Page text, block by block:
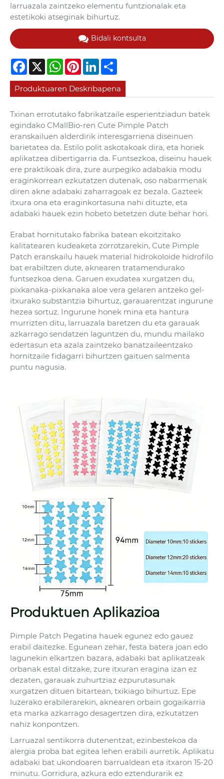
larruazala zaintzeko elementu funtzionalak eta
estetikoki atseginak bihurtuz.
Bidali kontsulta
Facebook
X WhatsApp
PinterestLinkedIn
Produktuaren Deskribapena
Txinan errotutako fabrikatzaile esperientziadun batek
egindako CMallBio-ren Cute Pimple Patch
eranskailuen alderdirik interesgarriena diseinuen
barietatea da. Estilo polit askotakoak dira, eta horiek
aplikatzea dibertigarria da. Funtsezkoa, diseinu hauek
ere praktikoak dira, zure aurpegiko adabakia modu
eraginkorrean ezkutatzen dutenak, oso nabarmenak
diren akne adabaki zaharragoak ez bezala. Gazteek
itxura ona eta eraginkortasuna nahi dituzte, eta
adabaki hauek ezin hobeto betetzen dute behar hori.
Erabat hornitutako fabrika batean ekoitzitako
kalitatearen kudeaketa zorrotzarekin, Cute Pimple
Patch eranskailu hauek material hidrokoloide hidrofilo
bat erabiltzen dute, aknearen tratamendurako
funtsezkoa dena. Garuen exudatea xurgatzen du,
pixkanaka-pixkanaka aloe vera gelaren antzeko gel-
itxurako substantzia bihurtuz, garauarentzat ingurune
hezea sortuz. Ingurune honek mina eta hantura
murrizten ditu, larruazala baretzen du eta garauak
azkarrago sendatzen laguntzen du, mundu mailako
edertasun eta azala zaintzeko banatzaileentzako
hornitzaile fidagarri bihurtzen gaituen salmenta
puntu nagusia.
Produktuen Aplikazioa
Pimple Patch Pegatina hauek egunez edo gauez
erabil daitezke. Egunean zehar, festa batera joan edo
lagunekin elkartzen bazara, adabaki bat aplikatzeak
orbanak estal ditzake, zure itxuran eragina izan ez
dezaten, garauak zuhurtziaz ezpurutasunak
xurgatzen dituen bitartean, txikiago bihurtuz. Epe
luzerako erabilerarekin, aknearen orbain gogaikarria
eta marka azkarrago desagertzen dira, ezkutatzen
nahiz konpontzen.
Larruazal sentikorra dutenentzat, ezinbestekoa da
alergia proba bat egitea lehen erabili aurretik. Aplikatu
adabaki bat ukondoaren barrualdean eta itxaron 15-20
minutu. Gorridura, azkura edo eztendurarik ez